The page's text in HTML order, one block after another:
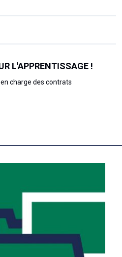
L'APPRENTISSAGE !
charge des contrats